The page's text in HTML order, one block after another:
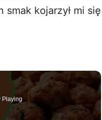
kojarzył mi
Playing